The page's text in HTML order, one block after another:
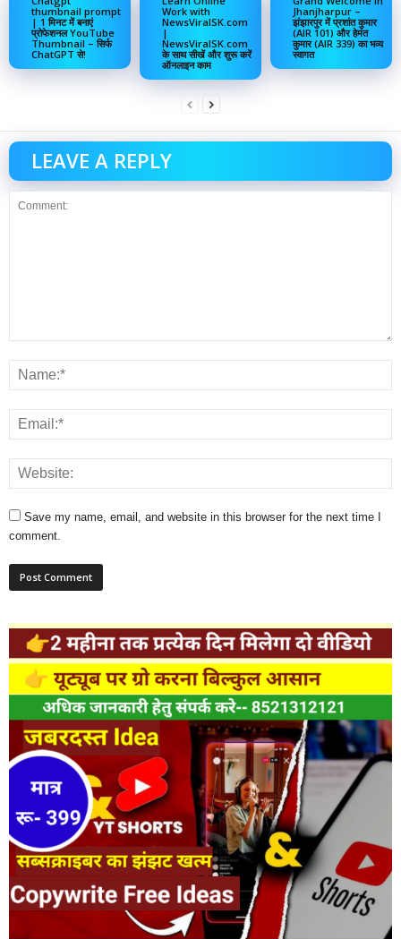
thumbnail prompt
| 1 मिनट में बनाएं
प्रोफेशनल YouTube
Thumbnail – सिर्फ
ChatGPT से!
Work with
NewsViralSK.com
|
NewsViralSK.com
के साथ सीखें और शुरू करें
ऑनलाइन काम
Jhanjharpur –
झंझारपुर में प्रशांत कुमार
(AIR 101) और हेमंत
कुमार (AIR 339) का भव्य
स्वागत
LEAVE A REPLY
Save my name, email, and website in this browser for the next time I
comment.